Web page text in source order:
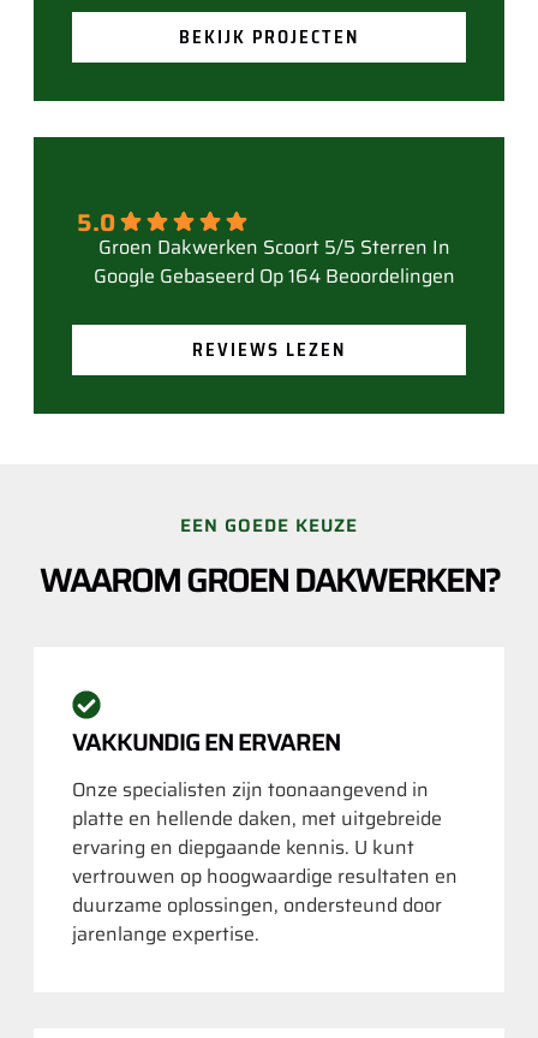
BEKIJK PROJECTEN
5.0
Gebaseerd Op 164 Beoordelingen
REVIEWS LEZEN
EEN GOEDE KEUZE
WAAROM GROEN DAKWERKEN?
VAKKUNDIG EN ERVAREN
Onze specialisten zijn toonaangevend in
platte en hellende daken, met uitgebreide
ervaring en diepgaande kennis. U kunt
vertrouwen op hoogwaardige resultaten en
duurzame oplossingen, ondersteund door
jarenlange expertise.